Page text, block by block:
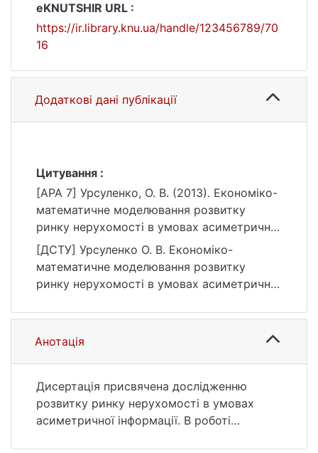
eKNUTSHIR URL :
https://ir.library.knu.ua/handle/123456789/70
16
Додаткові дані публікації
Цитування :
[APA 7] Урсуленко, О. В. (2013). Економіко-
математичне моделювання розвитку
ринку нерухомості в умовах асиметричної
інформації [Дис. канд. екон. наук,
Київський національний університет імені
Тараса Шевченка]. eKNUTSHIR.
https://ir.library.knu.ua/handle/123456789/70
16
[ДСТУ] Урсуленко О. В. Економіко-
математичне моделювання розвитку
ринку нерухомості в умовах асиметричної
Соціальні та поведінкові науки. Київ, 2013.
188 с. URL:
https://ir.library.knu.ua/handle/123456789/70
Анотація
Дисертація присвячена дослідженню
розвитку ринку нерухомості в умовах
асиметричної інформації. В роботі